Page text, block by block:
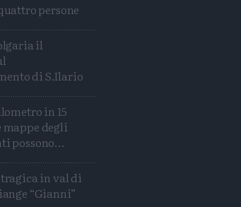
Condividi
Mail
persone
di S.Ilario
in 15
degli
possono
in val di
“Gianni”